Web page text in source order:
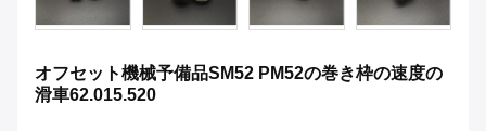
オフセット機械予備品SM52 PM52の巻き枠の速度の
滑車62.015.520